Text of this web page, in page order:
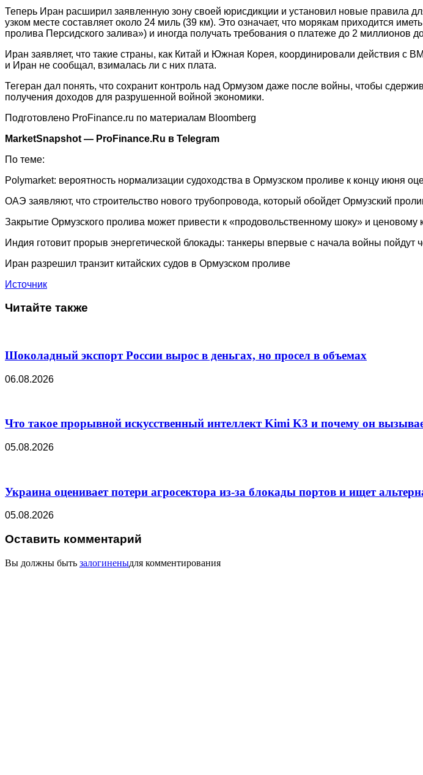
Теперь Иран расширил заявленную зону своей юрисдикции и установил новые правила
узком месте составляет около 24 миль (39 км). Это означает, что морякам приходится
пролива Персидского залива») и иногда получать требования о платеже до 2 миллионов
Иран заявляет, что такие страны, как Китай и Южная Корея, координировали действия с
и Иран не сообщал, взималась ли с них плата.
Тегеран дал понять, что сохранит контроль над Ормузом даже после войны, чтобы
получения доходов для разрушенной войной экономики.
Подготовлено ProFinance.ru по материалам Bloomberg
MarketSnapshot — ProFinance.Ru в Telegram
По теме:
Polymarket: вероятность нормализации судоходства в Ормузском проливе к концу июня
ОАЭ заявляют, что строительство нового трубопровода, который обойдет Ормузский
Закрытие Ормузского пролива может привести к «продовольственному шоку» и ценовому
Индия готовит прорыв энергетической блокады: танкеры впервые с начала войны пойдут
Иран разрешил транзит китайских судов в Ормузском проливе
Источник
Читайте также
Шоколадный экспорт России вырос в деньгах, но просел в объемах
06.08.2026
Что такое прорывной искусственный интеллект Kimi K3 и почему он
05.08.2026
Украина оценивает потери агросектора из-за блокады портов и ищет
05.08.2026
Оставить комментарий
Вы должны быть залогиненыдля комментирования